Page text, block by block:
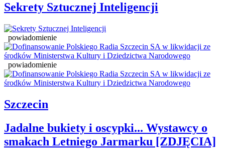
Sekrety Sztucznej Inteligencji
powiadomienie
powiadomienie
Szczecin
Jadalne bukiety i oscypki... Wystawcy o
smakach Letniego Jarmarku [ZDJĘCIA]